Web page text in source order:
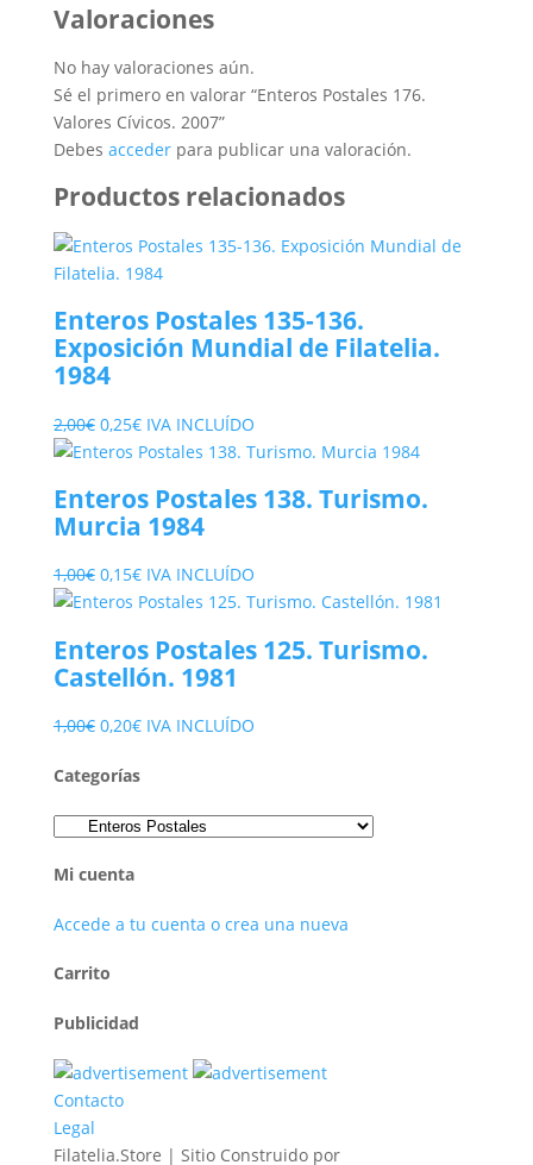
Valoraciones
No hay valoraciones aún.
Sé el primero en valorar “Enteros Postales 176.
Valores Cívicos. 2007”
Debes accederpara publicar una valoración.
Productos relacionados
Enteros Postales 135-136.
Exposición Mundial de Filatelia.
1984
2,00€ El
precio
era:
2,00€.
0,25€El
precio
es:
0,25€.
IVA INCLUÍDO
Enteros Postales 138. Turismo.
Murcia 1984
1,00€ El
precio
era:
1,00€.
0,15€El
precio
es:
0,15€.
IVA INCLUÍDO
Enteros Postales 125. Turismo.
Castellón. 1981
1,00€ El
original
1,00€.
0,20€El
actual
0,20€.
IVA INCLUÍDO
Categorías
Mi cuenta
Accede a tu cuenta o crea una nueva
Carrito
Publicidad
Contacto
Legal
Filatelia.Store | Sitio Construido por